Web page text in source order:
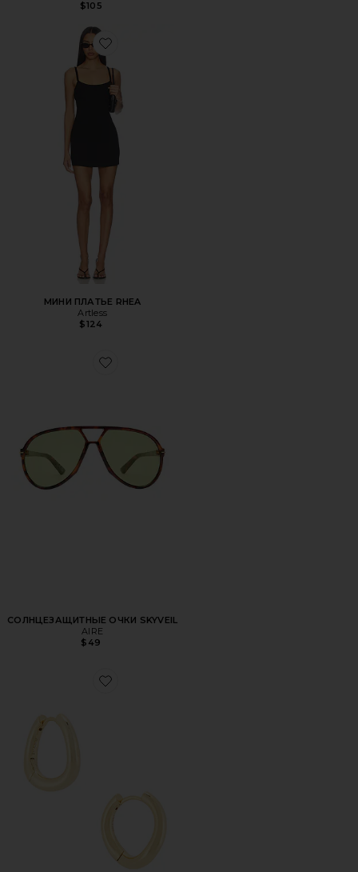
$105
Favorite МИНИ ПЛАТЬЕ RHEA
МИНИ ПЛАТЬЕ RHEA
Artless
$124
Favorite СОЛНЦЕЗАЩИТНЫЕ ОЧКИ SKYVEIL
СОЛНЦЕЗАЩИТНЫЕ ОЧКИ SKYVEIL
AIRE
$49
Favorite СЕРЬГИ-КОЛЬЦА LENNOX